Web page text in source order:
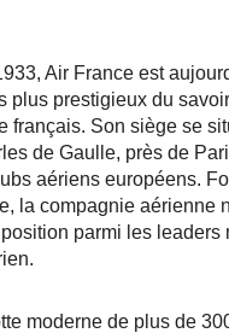
Air France est
plus prestigieux du
français. Son siège se
de Gaulle, près de
aériens européens.
la compagnie aérienne
parmi les leaders
moderne de plus de